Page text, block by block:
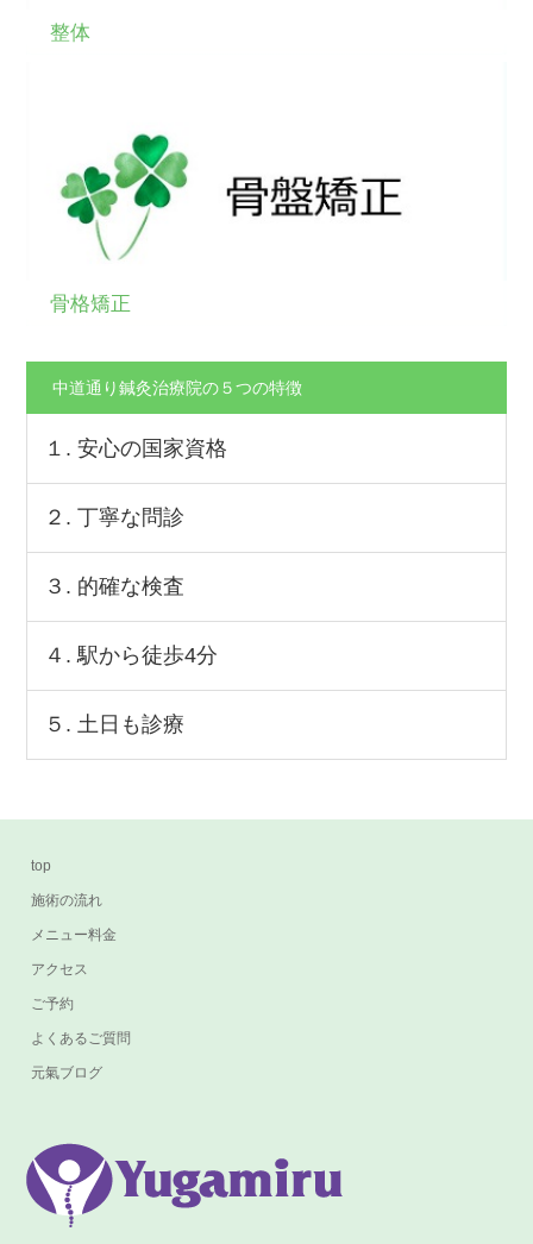
整体
骨格矯正
中道通り鍼灸治療院の５つの特徴
１. 安心の国家資格
２. 丁寧な問診
３. 的確な検査
４. 駅から徒歩4分
５. 土日も診療
top
施術の流れ
メニュー料金
アクセス
ご予約
よくあるご質問
元氣ブログ